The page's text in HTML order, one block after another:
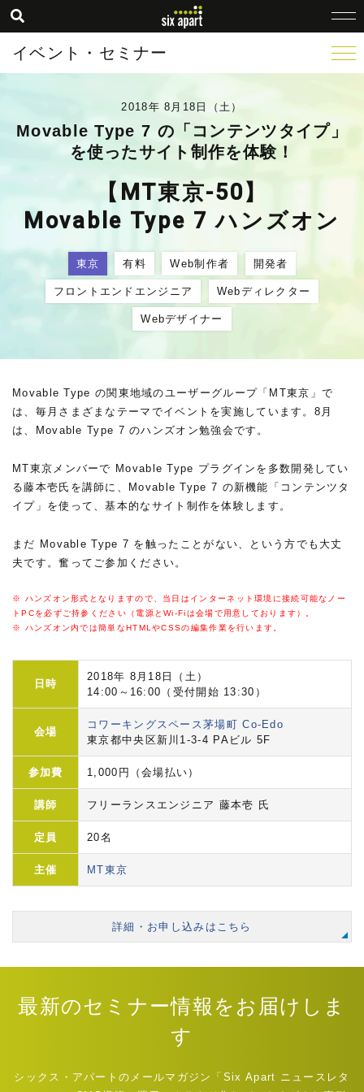
イベント・セミナー
2018年 8月18日（土）
Movable Type 7 の「コンテンツタイプ」
を使ったサイト制作を体験！
【MT東京-50】
Movable Type 7 ハンズオン
東京 有料 Web制作者 開発者
フロントエンドエンジニア Webディレクター
Webデザイナー
Movable Type の関東地域のユーザーグループ「MT東京」で
は、毎月さまざまなテーマでイベントを実施しています。8月
は、Movable Type 7 のハンズオン勉強会です。
MT東京メンバーで Movable Type プラグインを多数開発してい
る藤本壱氏を講師に、Movable Type 7 の新機能「コンテンツタ
イプ」を使って、基本的なサイト制作を体験します。
まだ Movable Type 7 を触ったことがない、という方でも大丈
夫です。奮ってご参加ください。
※ ハンズオン形式となりますので、当日はインターネット環境に接続可能なノー
トPCを必ずご持参ください（電源とWi-Fiは会場で用意しております）。
※ ハンズオン内では簡単なHTMLやCSSの編集作業を行います。
日時
2018年 8月18日（土）
14:00～16:00（受付開始 13:30）
会場
コワーキングスペース茅場町 Co-Edo
東京都中央区新川1-3-4 PAビル 5F
参加費 1,000円（会場払い）
講師 フリーランスエンジニア 藤本壱 氏
定員 20名
主催 MT東京
詳細・お申し込みはこちら
最新のセミナー情報をお届けしま
す
シックス・アパートのメールマガジン「Six Apart ニュースレタ